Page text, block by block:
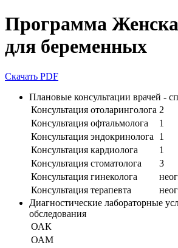
Программа
для беременных
Скачать PDF
Плановые консультации врачей -
Консультация отоларинголога 2
Консультация офтальмолога
1
Консультация эндокринолога
1
Консультация кардиолога
1
Консультация стоматолога
3
Консультация гинеколога
Консультация терапевта
Диагностические лабораторные
обследования
ОАК
ОАМ